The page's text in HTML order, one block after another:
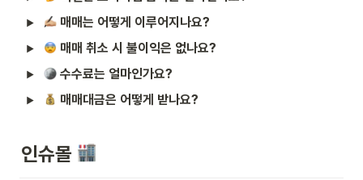
매매는 어떻게 이루어지나요?
매매 취소 시 불이익은 없나요?
수수료는 얼마인가요?
매매대금은 어떻게 받나요?
인슈몰